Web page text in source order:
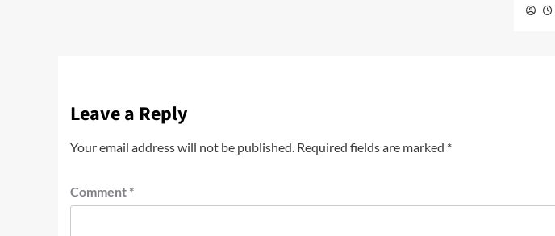
Leave a Reply
Your email address will not be published. Required fields are marked *
Comment *